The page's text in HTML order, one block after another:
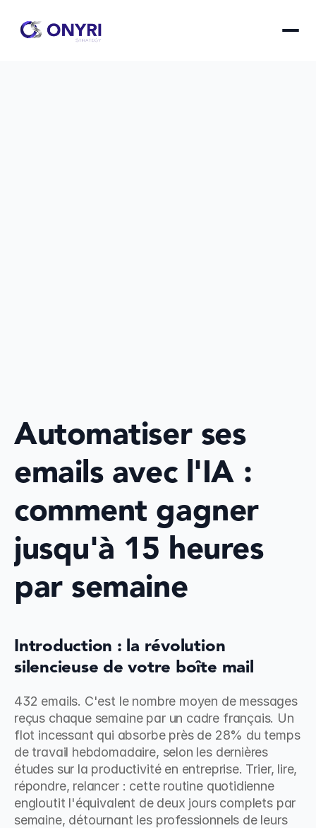
Automatiser ses
emails avec l'IA :
comment gagner
jusqu'à 15 heures
par semaine
Introduction : la révolution
silencieuse de votre boîte mail
432 emails. C'est le nombre moyen de messages
reçus chaque semaine par un cadre français. Un
flot incessant qui absorbe près de 28% du temps
de travail hebdomadaire, selon les dernières
études sur la productivité en entreprise. Trier, lire,
répondre, relancer : cette routine quotidienne
engloutit l'équivalent de deux jours complets par
semaine, détournant les professionnels de leurs